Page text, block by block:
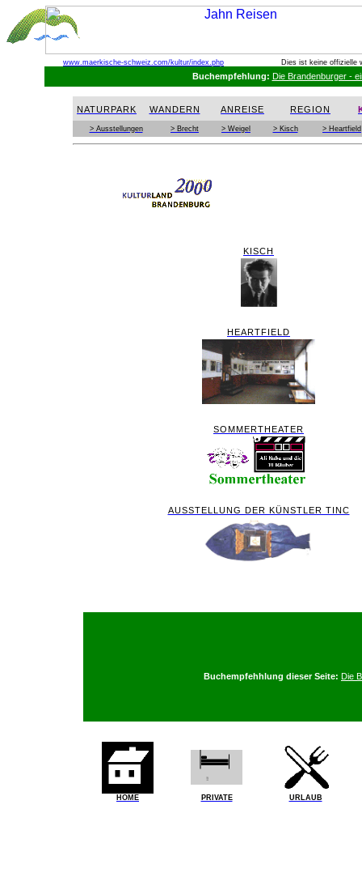
www.maerkische-schweiz.com/kultur/index.php Dies ist keine offizielle
Buchempfehlung: Die Brandenburger -
NATURPARK WANDERN ANREISE REGION
> Ausstellungen > Brecht > Weigel > Kisch > Heartfield
KISCH
HEARTFIELD
SOMMERTHEATER
AUSSTELLUNG DER KÜNSTLER TINC
Buchempfehhlung dieser Seite: Die
HOME PRIVATE URLAUB